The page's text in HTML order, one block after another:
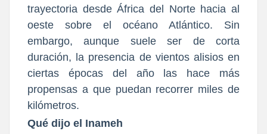
trayectoria desde África del Norte hacia al
oeste sobre el océano Atlántico. Sin
embargo, aunque suele ser de corta
duración, la presencia de vientos alisios en
ciertas épocas del año las hace más
propensas a que puedan recorrer miles de
kilómetros.
Qué dijo el Inameh